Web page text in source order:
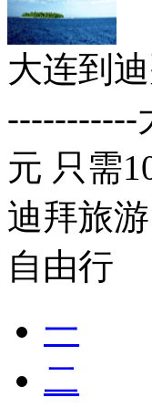
大连到
-----------
元 只需
迪拜旅
自由行
一
二